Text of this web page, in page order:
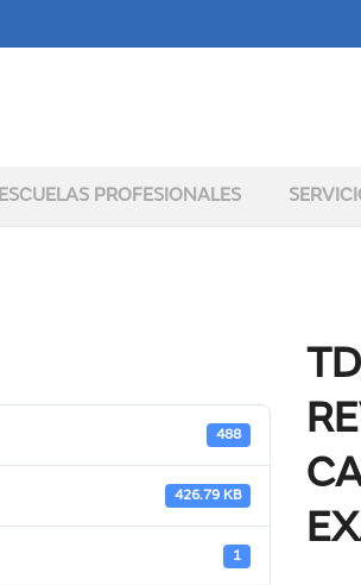
ESCUELAS PROFESIONALES
488
426.79 KB
1